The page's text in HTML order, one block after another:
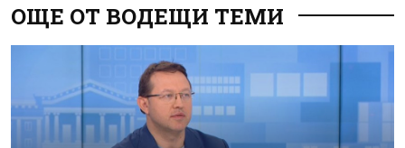
ОЩЕ ОТ ВОДЕЩИ ТЕМИ